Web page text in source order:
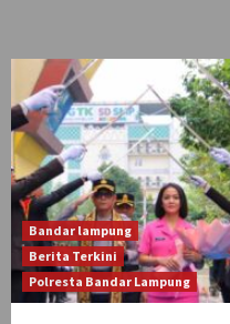
Bandar lampung
Berita Terkini
Polresta Bandar Lampung